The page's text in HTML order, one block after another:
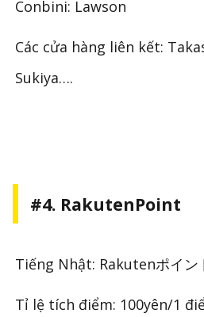
Conbini: Lawson
Các cửa hàng liên kết:
Sukiya….
#4. RakutenPoint
Tiếng Nhật: Rakutenポイン
Tỉ lệ tích điểm: 100yên/1